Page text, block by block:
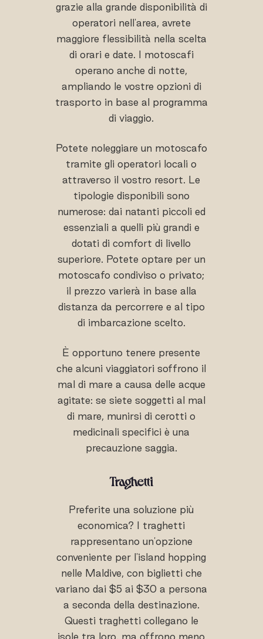
grazie alla grande disponibilità di
operatori nell'area, avrete
maggiore flessibilità nella scelta
di orari e date. I motoscafi
operano anche di notte,
ampliando le vostre opzioni di
trasporto in base al programma
di viaggio.
Potete noleggiare un motoscafo
tramite gli operatori locali o
attraverso il vostro resort. Le
tipologie disponibili sono
numerose: dai natanti piccoli ed
essenziali a quelli più grandi e
dotati di comfort di livello
superiore. Potete optare per un
motoscafo condiviso o privato;
il prezzo varierà in base alla
distanza da percorrere e al tipo
di imbarcazione scelto.
È opportuno tenere presente
che alcuni viaggiatori soffrono il
mal di mare a causa delle acque
agitate: se siete soggetti al mal
di mare, munirsi di cerotti o
medicinali specifici è una
precauzione saggia.
Traghetti
Preferite una soluzione più
economica? I traghetti
rappresentano un'opzione
conveniente per l'island hopping
nelle Maldive, con biglietti che
variano dai $5 ai $30 a persona
a seconda della destinazione.
Questi traghetti collegano le
isole tra loro, ma offrono meno